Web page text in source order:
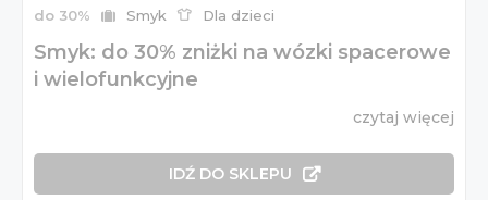
do 30% Smyk Dla dzieci
Smyk: do 30% zniżki na wózki spacerowe
i wielofunkcyjne
czytaj więcej
IDŹ DO SKLEPU